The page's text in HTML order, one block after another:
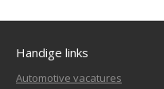
Handige links
Automotive vacatures